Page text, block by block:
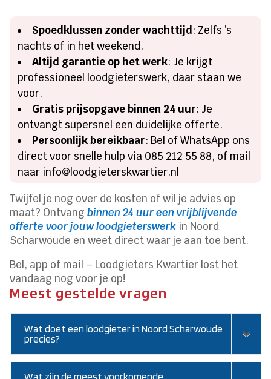
Spoedklussen zonder wachttijd: Zelfs ’s
nachts of in het weekend.​
Altijd garantie op het werk: Je krijgt
professioneel loodgieterswerk, daar staan we
voor.​
Gratis prijsopgave binnen 24 uur: Je
ontvangt supersnel een duidelijke offerte.​
Persoonlijk bereikbaar: Bel of WhatsApp ons
direct voor snelle hulp via 085 212 55 88, of mail
naar info@loodgieterskwartier.​nl
Twijfel je nog over de kosten of wil je advies op
maat? Ontvangbinnen 24 uur een vrijblijvende
offerte voor jouw loodgieterswerk in Noord
Scharwoude en weet direct waar je aan toe bent.​
Bel, app of mail – Loodgieters Kwartier lost het
vandaag nog voor je op!
Meest gestelde vragen
Wat doet een loodgieter in Noord Scharwoude
precies?
Wat zijn de meest voorkomende